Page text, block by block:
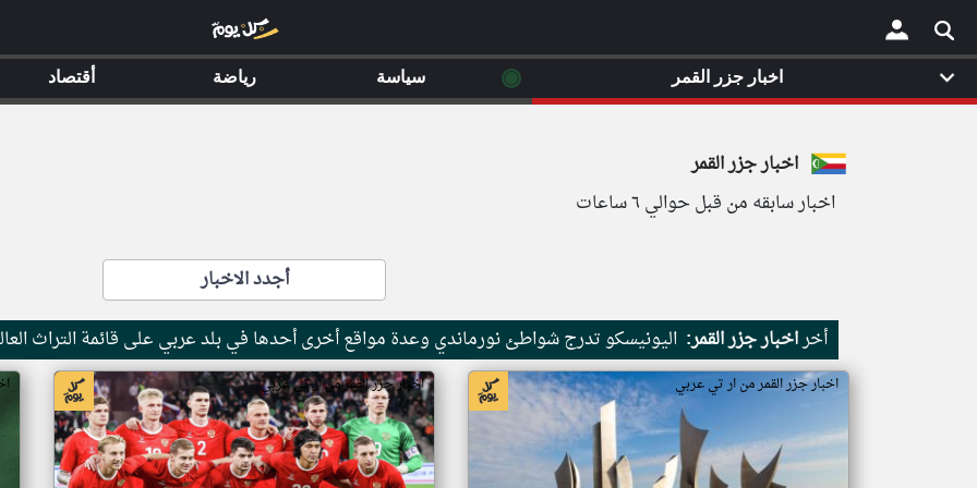
×
اخبار جزر القمر
اخبار سابقه من قبل حوالي ٦ ساعات
أجدد الاخبار
أخراخبار جزر القمر: اليونيسكو تدرج شواطئ نورماندي وعدة مواقع أخرى أحدها في بلد عربي على قائمة التراث
اخبار جزر القمر من ار تي عربي اخبار جزر القمر من ار تي عربي
اخبار جزر القمر ◉ سياسة رياضة أقتصاد